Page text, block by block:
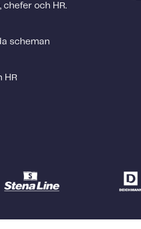
och HR.
scheman
HR